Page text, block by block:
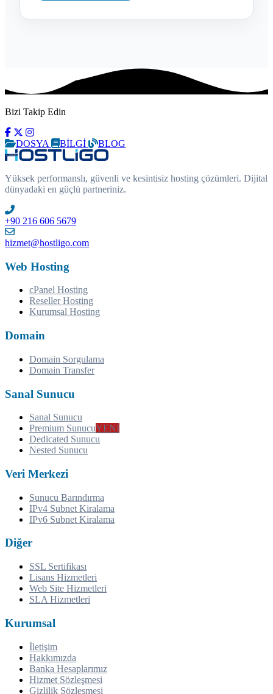
Bizi Takip Edin
DOSYA BİLGİ BLOG
Yüksek performanslı, güvenli ve kesintisiz hosting çözümleri. Dijital
dünyadaki en güçlü partneriniz.
+90 216 606 5679
hizmet@hostligo.com
Web Hosting
cPanel Hosting
Reseller Hosting
Kurumsal Hosting
Domain
Domain Sorgulama
Domain Transfer
Sanal Sunucu
Sanal Sunucu
Premium SunucuYENİ
Dedicated Sunucu
Nested Sunucu
Veri Merkezi
Sunucu Barındırma
IPv4 Subnet Kiralama
IPv6 Subnet Kiralama
Diğer
SSL Sertifikası
Lisans Hizmetleri
Web Site Hizmetleri
SLA Hizmetleri
Kurumsal
İletişim
Hakkımızda
Banka Hesaplarımız
Hizmet Sözleşmesi
Gizlilik Sözleşmesi